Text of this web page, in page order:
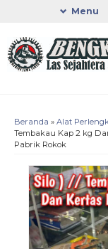
Menu
Beranda » Alat
Tembakau Kap 2 kg
Pabrik Rokok